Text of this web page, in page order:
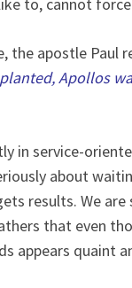
the apostle Paul
Apollos
in service-
about
results. We
that even
appears quaint